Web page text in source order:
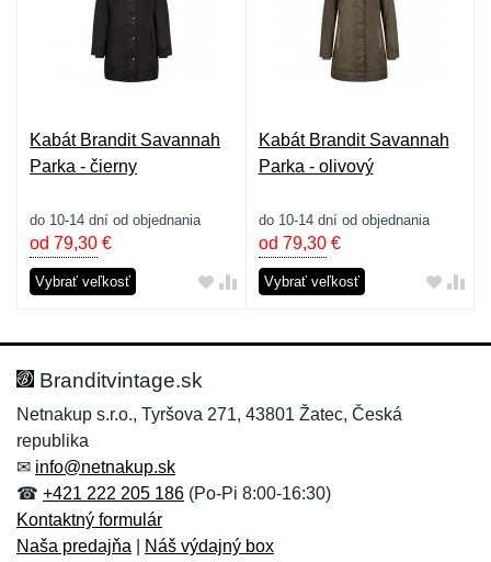
Kabát Brandit Savannah
Parka - čierny
do 10-14 dní od objednania
od 79,30 €
Vybrať veľkosť
Kabát Brandit Savannah
Parka - olivový
do 10-14 dní od objednania
od 79,30€
Vybrať veľkosť
Branditvintage.sk
Netnakup s.r.o., Tyršova 271, 43801 Žatec, Česká
republika
✉ info@netnakup.sk
☎ +421 222 205 186 (Po-Pi 8:00-16:30)
Kontaktný formulár
Naša predajňa
Náš výdajný box